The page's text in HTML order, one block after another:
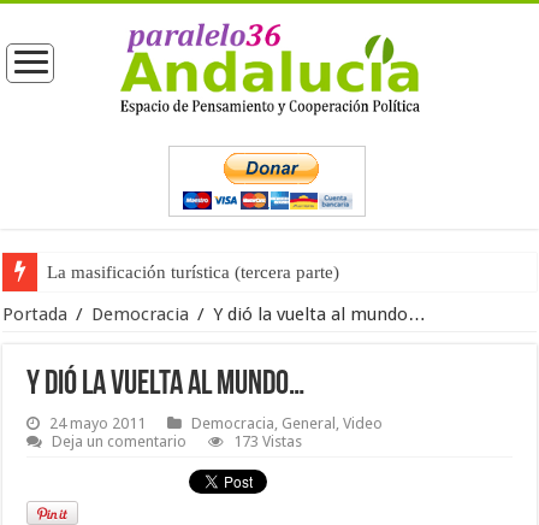
La masificación turística (tercera parte)
La opinión pública ante las próximas elecciones generales
Portada / Democracia / Y dió la vuelta al mundo…
Y dió la vuelta al mundo…
24 mayo 2011 Democracia, General ,Video
Deja un comentario
173 Vistas